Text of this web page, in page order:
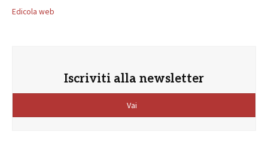
Edicola web
Iscriviti alla newsletter
Vai